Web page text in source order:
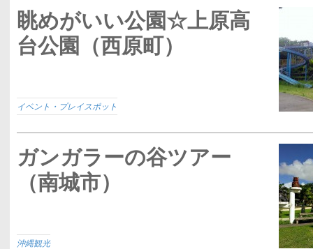
眺めがいい公園☆上原高
台公園（西原町）
イベント・プレイスポット
ガンガラーの谷ツアー
（南城市）
沖縄観光